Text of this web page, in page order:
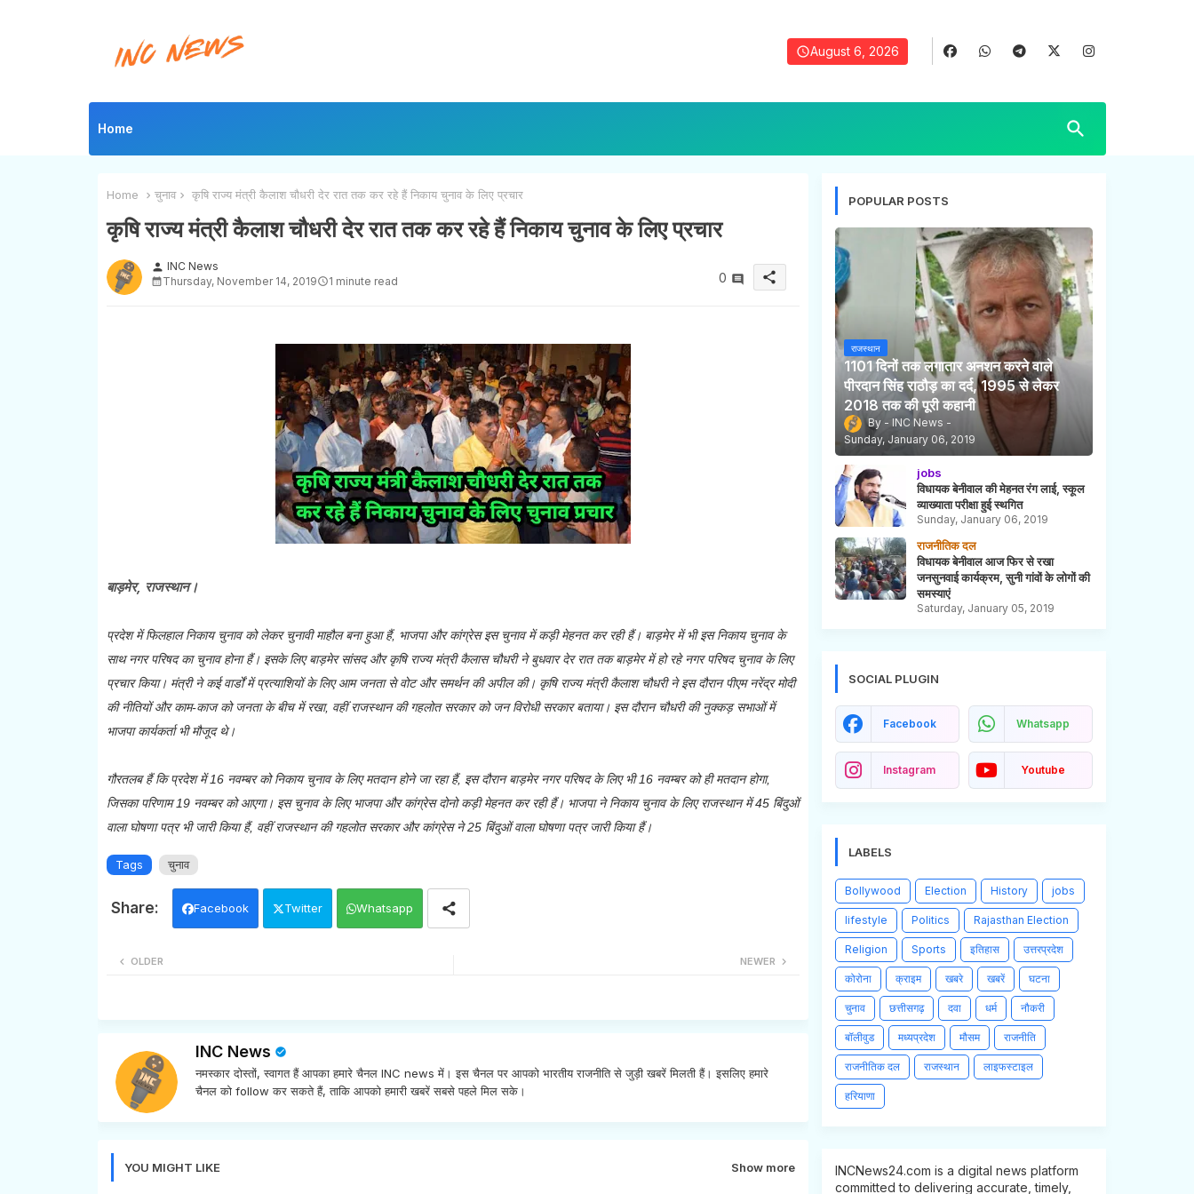
August 6, 2026
Home
Home चुनाव कृषि राज्य मंत्री कैलाश चौधरी देर रात तक कर रहे हैं निकाय चुनाव के लिए प्रचार
कृषि राज्य मंत्री कैलाश चौधरी देर रात तक कर रहे हैं निकाय चुनाव के लिए प्रचार
person INC News
Thursday, November 14, 2019
1 minute read 0 share
बाड़मेर, राजस्थान।
प्रदेश में फिलहाल निकाय चुनाव को लेकर चुनावी माहौल बना हुआ हैं, भाजपा और कांग्रेस इस चुनाव में कड़ी मेहनत कर रही हैं। बाड़मेर में भी इस निकाय चुनाव के
साथ नगर परिषद का चुनाव होना हैं। इसके लिएबाड़मेर सांसद और कृषि राज्य मंत्री कैलास चौधरी ने बुधवार देर रात तक बाड़मेर में हो रहे नगर परिषद चुनाव के लिए
प्रचार किया। मंत्री ने कई वार्डों में प्रत्याशियों के लिए आम जनता से वोट और समर्थन की अपील की। कृषि राज्य मंत्री कैलाश चौधरी ने इस दौरान पीएम नरेंद्र मोदी
की नीतियों और काम-काज को जनता के बीच में रखा, वहीं राजस्थान की गहलोत सरकार को जन विरोधी सरकार बताया। इस दौरान चौधरी की नुक्कड़ सभाओं में
भाजपा कार्यकर्ता भी मौजूद थे।
गौरतलब हैं कि प्रदेश में 16 नवम्बर को निकाय चुनाव के लिए मतदान होने जा रहा हैं, इस दौरान बाड़मेर नगर परिषद के लिए भी 16 नवम्बर को ही मतदान होगा,
जिसका परिणाम 19 नवम्बर को आएगा। इस चुनाव के लिए भाजपा और कांग्रेस दोनो कड़ी मेहनत कर रही हैं। भाजपा ने निकाय चुनाव के लिए राजस्थान में 45 बिंदुओं
वाला घोषणा पत्र भी जारी किया हैं, वहीं राजस्थान की गहलोत सरकार और कांग्रेस ने 25 बिंदुओं वाला घोषणा पत्र जारी किया हैं।
Tags चुनाव
Facebook Twitter Whatsapp
NEWER
OLDER
INC News
नमस्कार दोस्तों, स्वागत हैं आपका हमारे चैनल INC news में। इस चैनल पर आपको भारतीय राजनीति से जुड़ी खबरें मिलती हैं। इसलिए हमारे
चैनल को follow कर सकते हैं, ताकि आपको हमारी खबरें सबसे पहले मिल सके।
YOU MIGHT LIKE Show more
POPULAR POSTS
राजस्थान
1101 दिनों तक लगातार अनशन करने वाले
पीरदान सिंह राठौड़ का दर्द, 1995 से लेकर
2018 तक की पूरी कहानी
INC News
Sunday, January 06, 2019
jobs
विधायक बेनीवाल की मेहनत रंग लाई, स्कूल
व्याख्याता परीक्षा हुई स्थगित
Sunday, January 06, 2019
राजनीतिक दल
विधायक बेनीवाल आज फिर से रखा
जनसुनवाई कार्यक्रम, सुनी गांवों के लोगों की
समस्याएं
Saturday, January 05, 2019
SOCIAL PLUGIN
Facebook Whatsapp
Instagram Youtube
LABELS
Bollywood Election History jobs
lifestyle Politics Rajasthan Election
Religion Sports इतिहास उत्तरप्रदेश
कोरोना क्राइम खबरे खबरें घटना
चुनाव छत्तीसगढ़ दवा धर्म नौकरी
बॉलीवुड मध्यप्रदेश मौसम राजनीति
राजनीतिक दल राजस्थान लाइफस्टाइल
हरियाणा
INCNews24.com is a digital news platform
committed to delivering accurate, timely,